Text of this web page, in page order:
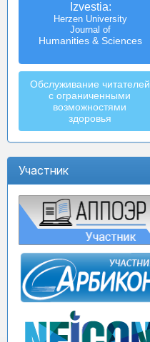
Izvestia:
Herzen University
Journal of
Humanities & Sciences
Обслуживание читателей
с ограниченными
возможностями
здоровья
Участник